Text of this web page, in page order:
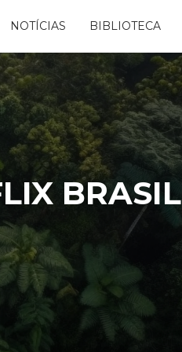
NOTÍCIAS BIBLIOTECA
BRASIL